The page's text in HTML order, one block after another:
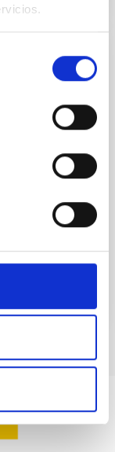
centro. El
entorno,
y